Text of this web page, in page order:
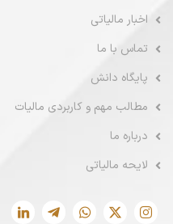
اخبار مالیاتی
تماس با ما
پایگاه دانش
مطالب مهم و کاربردی مالیات
درباره ما
لایحه مالیاتی